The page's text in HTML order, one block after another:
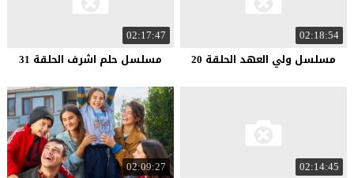
02:18:54
مسلسل ولي العهد الحلقة 20
02:17:47
مسلسل حلم اشرف الحلقة 31
02:14:45
02:09:27